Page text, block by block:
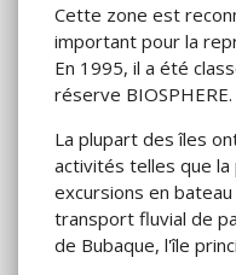
Cette zone est
important pour la
En 1995, il a été
réserve BIOSPHERE.
La plupart des îles
activités telles que
excursions en
transport fluvial de
de Bubaque, l'île